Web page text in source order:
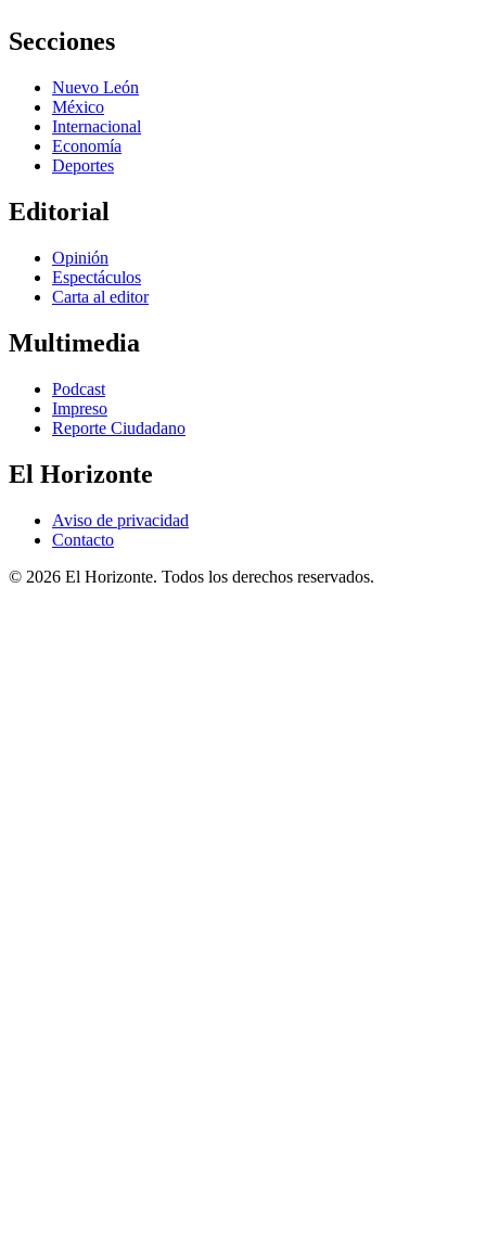
Secciones
Nuevo León
México
Internacional
Economía
Deportes
Editorial
Opinión
Espectáculos
Carta al editor
Multimedia
Podcast
Impreso
Reporte Ciudadano
El Horizonte
Aviso de privacidad
Contacto
© 2026 El Horizonte. Todos los derechos reservados.